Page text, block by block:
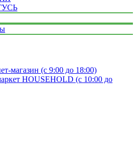
магазин (с 9:00 до 18:00)
HOUSEHOLD (с 10:00 до